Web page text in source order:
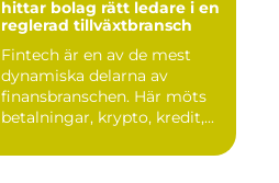
hittar bolag rätt ledare i en
reglerad tillväxtbransch
Fintech är en av de mest
dynamiska delarna av
finansbranschen. Här möts
betalningar, krypto, kredit,...